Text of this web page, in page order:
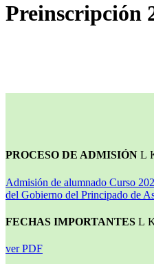
Preinscripción
PROCESO DE ADMISIÓN
Admisión de alumnado Curso
del Gobierno del Principado de
FECHAS IMPORTANTES
ver PDF